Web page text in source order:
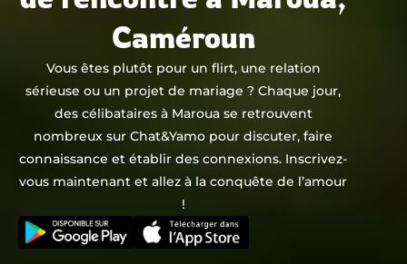
Caméroun
Vous êtes plutôt pour un flirt, une relation
sérieuse ou un projet de mariage ? Chaque jour,
des célibataires à Maroua se retrouvent
nombreux sur Chat&Yamo pour discuter, faire
connaissance et établir des connexions. Inscrivez-
vous maintenant et allez à la conquête de l’amour
!